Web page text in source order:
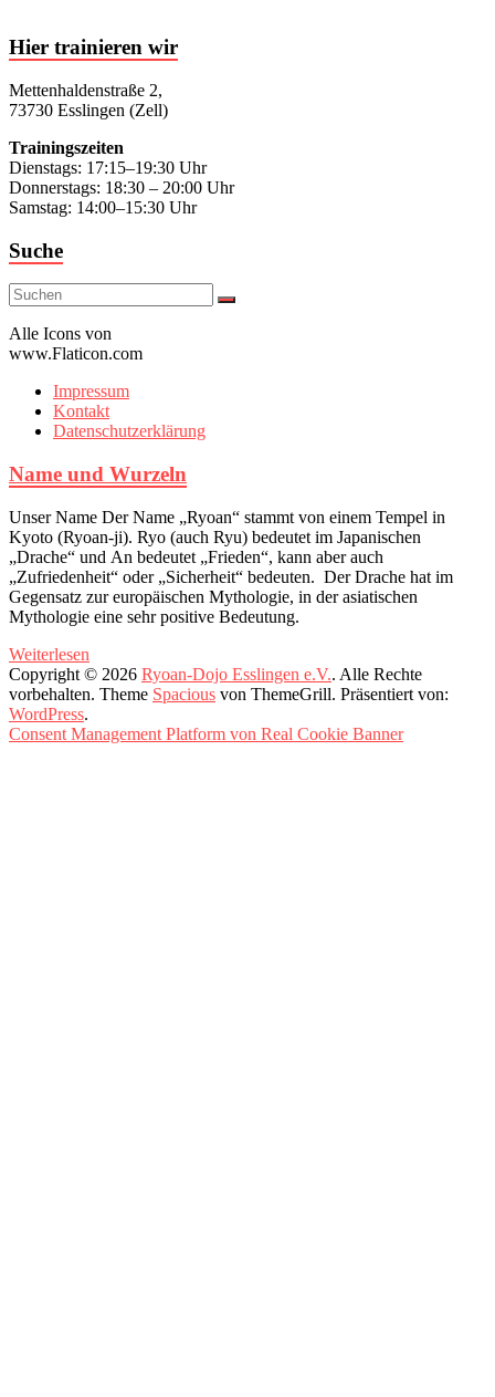
Hier trainieren wir
Mettenhaldenstraße 2,
73730 Esslingen (Zell)
Trainingszeiten
Dienstags: 17:15–19:30 Uhr
Donnerstags: 18:30 – 20:00 Uhr
Samstag: 14:00–15:30 Uhr
Suche
Alle Icons von
www.Flaticon.com
Impressum
Kontakt
Datenschutzerklärung
Name und Wurzeln
Unser Name Der Name „Ryoan“ stammt von einem Tempel in
Kyoto (Ryoan-ji). Ryo (auch Ryu) bedeutet im Japanischen
„Drache“ und An bedeutet „Frieden“, kann aber auch
„Zufriedenheit“ oder „Sicherheit“ bedeuten. Der Drache hat im
Gegensatz zur europäischen Mythologie, in der asiatischen
Mythologie eine sehr positive Bedeutung.
Weiterlesen
Copyright © 2026 Ryoan-Dojo Esslingen e.V.. Alle Rechte
vorbehalten. Theme Spacious von ThemeGrill. Präsentiert von:
WordPress.
Consent Management Platform von Real Cookie Banner